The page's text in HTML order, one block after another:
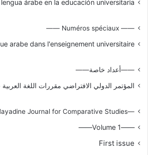
árabe en la educación universitaria
—— Numéros spéciaux ——
arabe dans l'enseignement universitaire
——أعداد خاصة——
المؤتمر الدولي الافتراضي مقررات اللغة
—Branch for Al-Mayadine Journal for Comparative Studies
——Volume 1——
First issue